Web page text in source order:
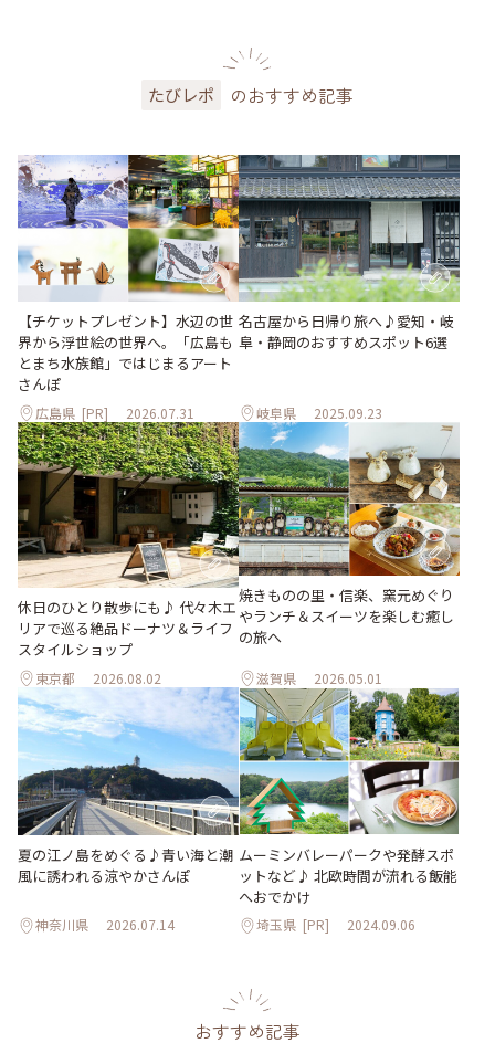
たびレポ のおすすめ記事
【チケットプレゼント】水辺の世
界から浮世絵の世界へ。「広島も
とまち水族館」ではじまるアート
さんぽ
広島県 [PR] 2026.07.31
名古屋から日帰り旅へ♪愛知・岐
阜・静岡のおすすめスポット6選
岐阜県 2025.09.23
休日のひとり散歩にも♪ 代々木エ
リアで巡る絶品ドーナツ＆ライフ
スタイルショップ
東京都 2026.08.02
焼きものの里・信楽、窯元めぐり
やランチ＆スイーツを楽しむ癒し
の旅へ
滋賀県 2026.05.01
夏の江ノ島をめぐる♪青い海と潮
風に誘われる涼やかさんぽ
神奈川県 2026.07.14
ムーミンバレーパークや発酵スポ
ットなど♪ 北欧時間が流れる飯能
へおでかけ
埼玉県 [PR] 2024.09.06
おすすめ記事